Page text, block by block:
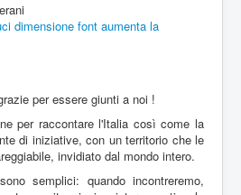
dimensione font aumenta la
per essere giunti a noi !
per raccontare l'Italia così come la
di iniziative, con un territorio che le
invidiato dal mondo intero.
semplici: quando incontreremo,